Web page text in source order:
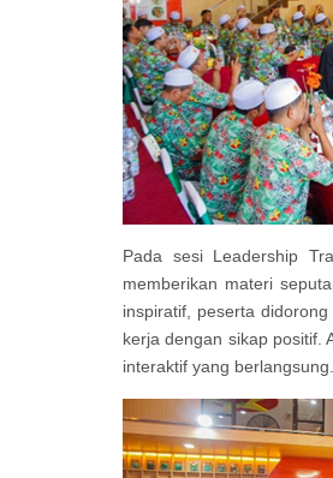
Pada sesi Leadership
memberikan materi
inspiratif, peserta
kerja dengan sikap positif.
interaktif yang berlangsung.